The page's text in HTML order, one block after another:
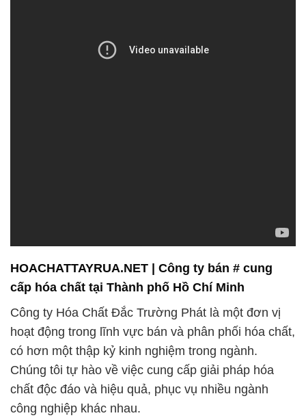
HOACHATTAYRUA.NET | Công ty bán # cung
cấp hóa chất tại Thành phố Hồ Chí Minh
Công ty Hóa Chất Đắc Trường Phát là một đơn vị
hoạt động trong lĩnh vực bán và phân phối hóa chất,
có hơn một thập kỷ kinh nghiệm trong ngành.
Chúng tôi tự hào về việc cung cấp giải pháp hóa
chất độc đáo và hiệu quả, phục vụ nhiều ngành
công nghiệp khác nhau.